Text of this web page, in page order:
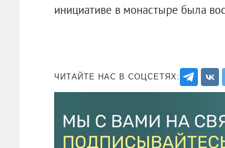
инициативе в монастыре была
ЧИТАЙТЕ НАС В СОЦСЕТЯХ: